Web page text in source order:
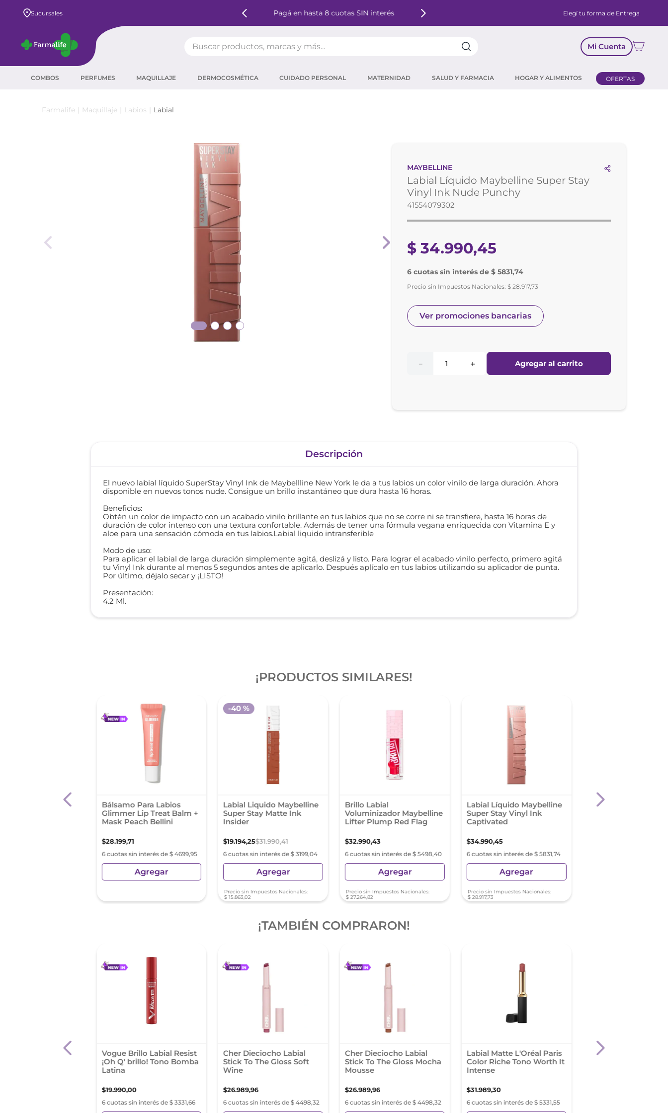
Sucursales Pagá en hasta 8 cuotas SIN interés Elegí tu forma de Entrega
Mi Cuenta
COMBOS PERFUMES MAQUILLAJE DERMOCOSMÉTICA CUIDADO PERSONAL MATERNIDAD SALUD Y FARMACIA HOGAR Y ALIMENTOS OFERTAS
Maquillaje Labios Labial
MAYBELLINE
Labial Líquido Maybelline Super Stay
Vinyl Ink Nude Punchy
41554079302
$ 34.990,45
6 cuotas sin interés de $ 5831,74
Precio sin Impuestos Nacionales:$ 28.917,73
Ver promociones bancarias
＋
－ Agregar al carrito
Descripción
El nuevo labial líquido SuperStay Vinyl Ink de Maybellline New York le da a tus labios un color vinilo de larga duración. Ahora
disponible en nuevos tonos nude. Consigue un brillo instantáneo que dura hasta 16 horas.
Beneficios:
Obtén un color de impacto con un acabado vinilo brillante en tus labios que no se corre ni se transfiere, hasta 16 horas de
duración de color intenso con una textura confortable. Además de tener una fórmula vegana enriquecida con Vitamina E y
aloe para una sensación cómoda en tus labios.Labial liquido intransferible
Modo de uso:
Para aplicar el labial de larga duración simplemente agitá, deslizá y listo. Para lograr el acabado vinilo perfecto, primero agitá
tu Vinyl Ink durante al menos 5 segundos antes de aplicarlo. Después aplícalo en tus labios utilizando su aplicador de punta.
Por último, déjalo secar y ¡LISTO!
Presentación:
4.2 Ml.
¡PRODUCTOS SIMILARES!
Liquido Maybelline
Bálsamo Para Labios
Glimmer Lip Treat Balm +
Mask Peach Bellini
$28.199,71
6 cuotas sin interés de $ 4699,95
Agregar
Labial Liquido Maybelline
Super Stay Matte Ink
Insider
$19.194,25$31.990,41
6 cuotas sin interés de $ 3199,04
-40 %
Agregar
Precio sin Impuestos Nacionales:
$ 15.863,02
Brillo Labial
Voluminizador Maybelline
Lifter Plump Red Flag
$32.990,43
6 cuotas sin interés de $ 5498,40
Agregar
Precio sin Impuestos Nacionales:
$ 27.264,82
Labial Líquido Maybelline
Super Stay Vinyl Ink
Captivated
$34.990,45
6 cuotas sin interés de $ 5831,74
Agregar
Precio sin Impuestos Nacionales:
$ 28.917,73
Revlon Colorstay
¡TAMBIÉN COMPRARON!
Colorstay Suede
Vogue Brillo Labial Resist
¡Oh Q' brillo! Tono Bomba
Latina
$19.990,00
6 cuotas sin interés de $ 3331,66
Cher Dieciocho Labial
Stick To The Gloss Soft
Wine
$26.989,96
6 cuotas sin interés de $ 4498,32
Cher Dieciocho Labial
Stick To The Gloss Mocha
Mousse
$26.989,96
6 cuotas sin interés de $ 4498,32
Labial Matte L'Oréal Paris
Color Riche Tono Worth It
Intense
$31.989,30
6 cuotas sin interés de $ 5331,55
Revlon Super
proteina
agua micelar
corrector
máscara pestañas
retinol
tintura